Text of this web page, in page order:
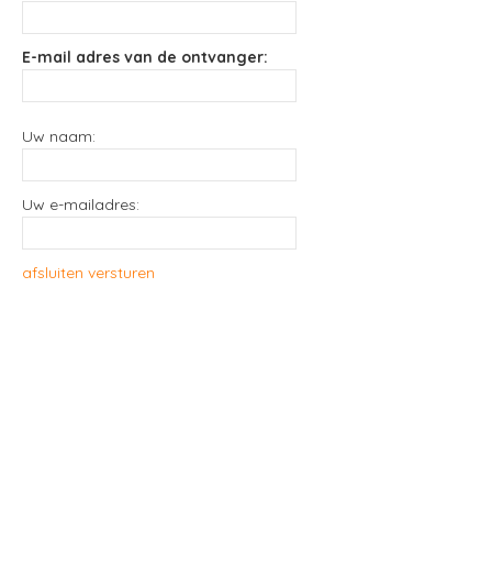
E-mail adres van de ontvanger:
Uw naam:
Uw e-mailadres:
afsluiten versturen